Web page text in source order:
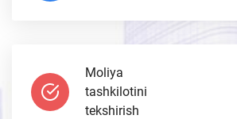
Moliya
tashkilotini
tekshirish